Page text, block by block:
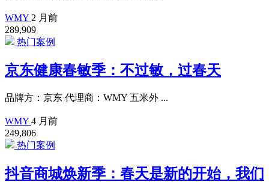
WMY 2 月前
289,909
热门案例
京东健康春敏季：不过敏，过春天
品牌方：京东 代理商：WMY 五米外 ...
WMY 4 月前
249,806
热门案例
抖音商城焕新季：春天是新的开始，我们